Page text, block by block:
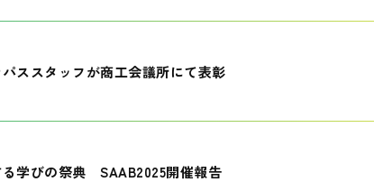
ススタッフが商工会議所にて表彰
学びの祭典 SAAB2025開催報告